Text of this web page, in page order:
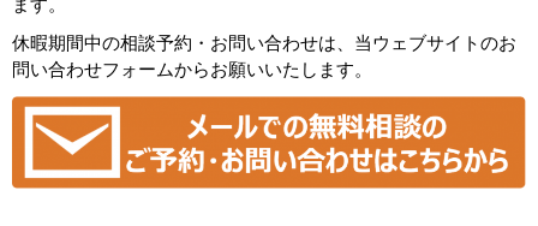
ます。
休暇期間中の相談予約・お問い合わせは、当ウェブサイトのお
問い合わせフォームからお願いいたします。